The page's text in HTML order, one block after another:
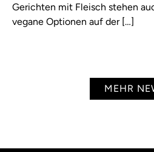
Gerichten mit Fleisch stehen
vegane Optionen auf der […]
MEHR